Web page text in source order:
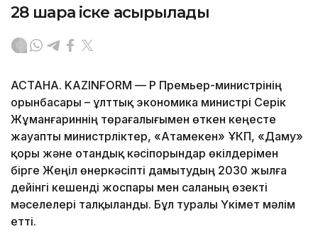
28 шара іске асырылады
АСТАНА. KAZINFORM — ҚР Премьер-министрінің
орынбасары – ұлттық экономика министрі Серік
Жұманғариннің төрағалығымен өткен кеңесте
жауапты министрліктер, «Атамекен» ҰКП, «Даму»
қоры және отандық кәсіпорындар өкілдерімен
бірге Жеңіл өнеркәсіпті дамытудың 2030 жылға
дейінгі кешенді жоспары мен саланың өзекті
мәселелері талқыланды. Бұл туралы Үкімет мәлім
етті.